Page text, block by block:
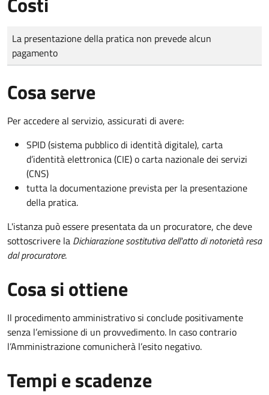
Tipo di pagamento
Importo
La presentazione della pratica non prevede alcun
pagamento
Cosa serve
Per accedere al servizio, assicurati di avere:
SPID (sistema pubblico di identità digitale), carta
d’identità elettronica (CIE) o carta nazionale dei servizi
(CNS)
tutta la documentazione prevista per la presentazione
della pratica.
L'istanza può essere presentata da un procuratore, che deve
sottoscrivere la Dichiarazione sostitutiva dell'atto di notorietà resa
dal procuratore.
Cosa si ottiene
Il procedimento amministrativo si conclude positivamente
senza l’emissione di un provvedimento. In caso contrario
l’Amministrazione comunicherà l’esito negativo.
Tempi e scadenze